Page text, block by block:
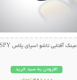
عینک آفتابی تاشو اسپای پلاس SPY+
افزودن به سبد خرید